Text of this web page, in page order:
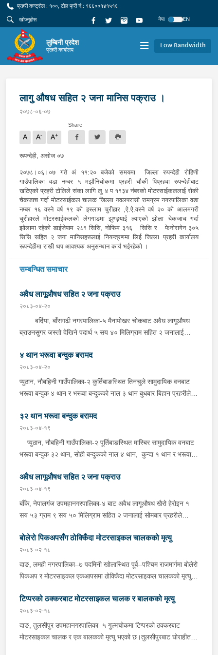
प्रहरी कन्ट्रोल : १००, टोल फ्री नं.: १६६००१४१५१६
नेपा
EN
लुम्बिनी प्रदेश
प्रहरी कार्यालय Low Bandwidth
लागु औषध सहित २ जना मानिस पक्राउ ।
२०७८-०६-०७
A A- A+
Share
रूपन्देही, असोज ०७
२०७८।०६।०७ गते अं ११:२० बजेको समयमा जिल्ला रुपन्देही रोहिणी
गाउँपालिका वडा नम्बर ५ मझौनिचोकमा प्रहरी चौकी पिप्रहवा रुपन्देहीबाट
खटिएको प्रहरी टोलिले संका लागि लु ४ प ११३४ नंबरको मोटरसाईकललाई रोकी
चेकजाच गर्दा मोटरसाईकल चालक जिल्ला नवलपरासी रामग्रम नगरपालिका वडा
नम्बर १६ वस्ने वर्ष १९ को इस्लाम चुरीहार ,ऐ.ऐ.वस्ने वर्ष २० को आलमगरी
चुरीहारले मोटरसाईकलको लेगगाडमा झुण्ड्याई ल्याएको झोला चेकजाच गर्दा
झोलामा रहेको डाईजेपाम २८१ सिसि, नोफिम ३१६ सिसि र फेनोरागेन ३०५
सिसि सहित २ जना मानिसहरूलाई नियन्त्रणमा लिई जिल्ला प्रहरी कार्यालय
रूपन्देहीमा राखी थप आवश्यक अनुसन्धान कार्य भईरहेको ।
सम्बन्धित समाचार
अवैध लागूऔषध सहित २ जना पक्राउ
२०८३-०४-२०
बर्दिया, बाँसगढी नगरपालिका-५ मैनापोखर चोकबाट अवैध लागूऔषध
ब्राउनसुगर जस्तो देखिने पदार्थ ५ सय ४० मिलिग्राम सहित २ जनालाई
नगरपालिका-६ बस्ने २४ वर्षीय किरण नेपाली र ३६ वर्षीय सतिराम थारू रहेका
छन् । इलाका प्रहरी कार्यालय मोतिपुरबाट खटिएको प्रहरीले दमौलीबाट
बासगढीतर्फ आउँदै गरेको भे.५ प २०३९ नम्बरको मोटरसाइकलमा सवार
उनीहरूलाई उक्त पदार्थ सहित पक्राउ गरेको हो ।यस सम्बन्धमा प्रहरीले
४ थान भरूवा बन्दुक बरामद
२०८३-०४-२०
प्युठान, नौबहिनी गाउँपालिका-२ कुर्तिबाङस्थित तिनचुले सामुदायिक वनबाट
भरूवा बन्दुक ४ थान र भरूवा बन्दुकको नाल ३ थान बुधबार बिहान प्रहरीले
उक्त बन्दुक फेला पारी बरामद गरेको हो । यस सम्बन्धमा प्रहरीले आवश्यक
अनुसन्धान गरिरहेको छ ।
३२ थान भरूवा बन्दुक बरामद
२०८३-०४-१९
प्युठान, नौबहिनी गाउँपालिका-२ पूर्तिबाङस्थित मास्बिर सामुदायिक वनबाट
भरूवा बन्दुक ३२ थान, सोही बन्दुकको नाल ४ थान, कुन्दा १ थान र भरूवा
प्रहरी कार्यालय लुङबाहानेबाट खटिएको प्रहरीले उक्त हातहतियार फेला पारी
बरामद गरेको हो । यस सम्बन्धमा प्रहरीले आवश्यक अनुसन्धान गरिरहेको
छ ।
अवैध लागूऔषध सहित २ जना पक्राउ
२०८३-०४-१९
बाँके, नेपालगंज उपमहानगरपालिका-४ बाट अवैध लागूऔषध खैरो हेरोइन १
सय ५३ ग्राम ९ सय ५० मिलिग्राम सहित २ जनालाई सोमबार प्रहरीले
वर्षीय सुशिल भण्डारी र सोही उपमहानगरपालिका-१० बस्ने ५५ वर्षीय अरूण
कुमार जयसवाल रहेका छन् । लागूऔषध नियन्त्रण ब्यूरो शाखा कार्यालय
नेपालगंजबाट खटिएको प्रहरीले उनीहरूलाई उक्त लागूऔषध सहित पक्राउ
गरेको हो । थप अनुसन्धानको क्रममा प्रहरीले अरूण कुमारको घर तलासी
२ लाख १४ हजार भारतीय रूपैयाँ र डिजिटल तराजु १ थान समेत फेला पारी
बरामद गरेको छ ।यस सम्बन्धमा प्रहरीले आवश्यक अनुसन्धान गरिरहेको छ ।
बोलेरो पिकअपसँग ठोक्किँदा मोटरसाइकल चालकको मृत्यु
२०८३-०२-१८
दाङ, लमही नगरपालिका–७ पदमिनी खोलास्थित पूर्व–पश्चिम राजमार्गमा बोलेरो
पिकअप र मोटरसाइकल एकआपसमा ठोक्किँदा मोटरसाइकल चालकको मृत्यु
मोटरसाइकल र विपरीत दिशाबाट अमिलियाबाट लमहीतर्फ आउँदै गरेको लु.२
च.९६१७ नम्बरको बोलेरो पिकअप एकआपसमा ठोक्किँदा मोटरसाइकल चालक
बर्दियाको गेरुवा गाउँपालिका–४ मैनापोखर निवासी ३३ वर्षीय खिम तिमिल्सिना
गम्भीर घाइते भएका थिए।घाइते तिमिल्सिनालाई उपचारका लागि लमही
टिप्परको ठक्करबाट मोटरसाइकल चालक र बालकको मृत्यु
२०८३-०२-१८
दाङ, तुलसीपुर उपमहानगरपालिका–५ गुल्मचोकमा टिप्परको ठक्करबाट
मोटरसाइकल चालक र एक बालकको मृत्यु भएको छ।तुलसीपुरबाट घोराहीतर्फ